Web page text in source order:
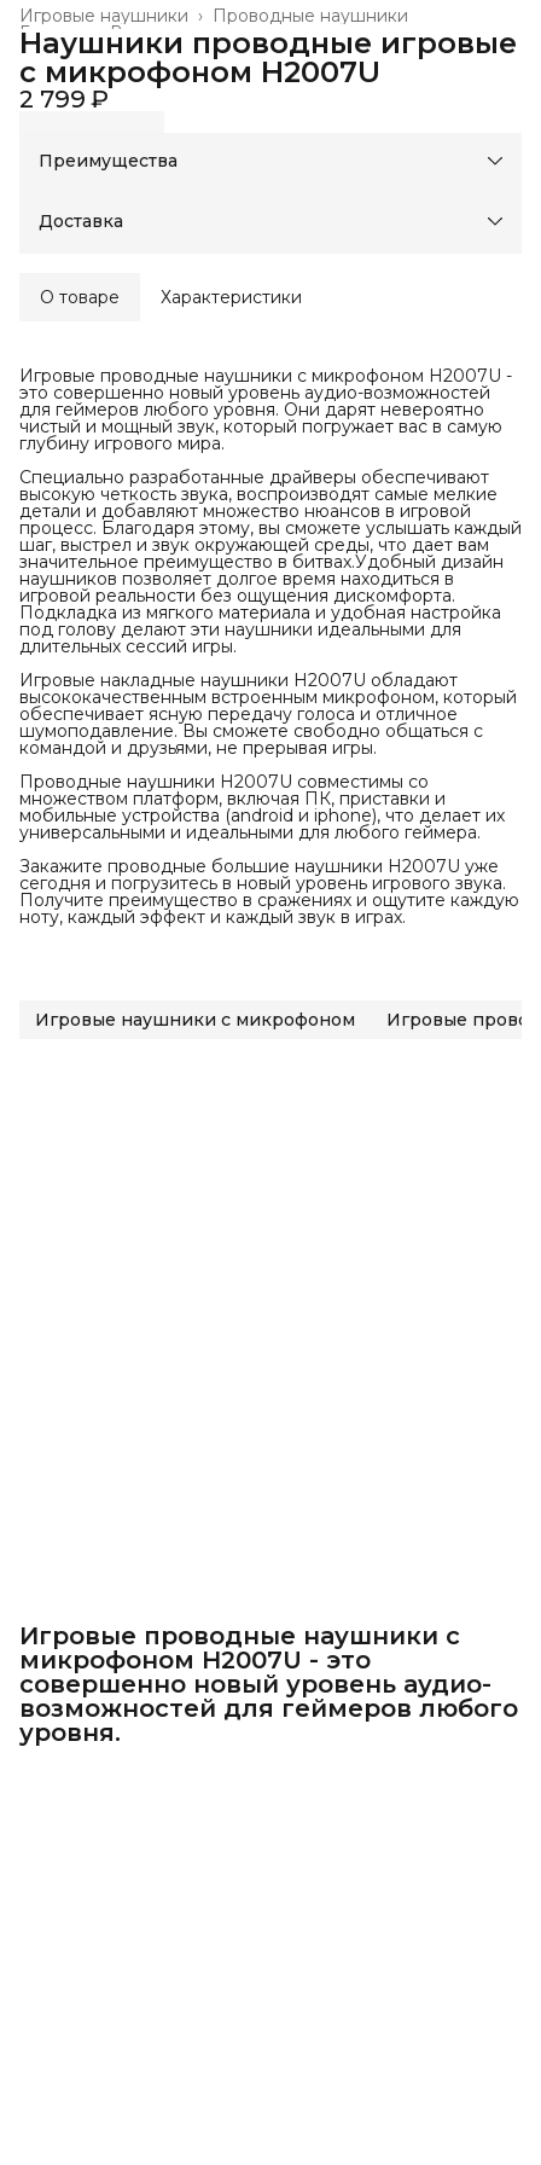
Проводные наушники
Игровые наушники ›
Все товары ›
Главная ›
Наушники проводные игровые
с микрофоном H2007U
2 799 ₽
Преимущества
Оплата частями в Сплит
Удобный возврат
Доставка
О товаре Характеристики
Игровые проводные наушники с микрофоном H2007U -
это совершенно новый уровень аудио-возможностей
для геймеров любого уровня. Они дарят невероятно
чистый и мощный звук, который погружает вас в самую
глубину игрового мира.
Специально разработанные драйверы обеспечивают
высокую четкость звука, воспроизводят самые мелкие
детали и добавляют множество нюансов в игровой
процесс. Благодаря этому, вы сможете услышать каждый
шаг, выстрел и звук окружающей среды, что дает вам
значительное преимущество в битвах.Удобный дизайн
наушников позволяет долгое время находиться в
игровой реальности без ощущения дискомфорта.
Подкладка из мягкого материала и удобная настройка
под голову делают эти наушники идеальными для
длительных сессий игры.
Игровые накладные наушники H2007U обладают
высококачественным встроенным микрофоном, который
обеспечивает ясную передачу голоса и отличное
шумоподавление. Вы сможете свободно общаться с
командой и друзьями, не прерывая игры.
Проводные наушники H2007U совместимы со
множеством платформ, включая ПК, приставки и
мобильные устройства (android и iphone), что делает их
универсальными и идеальными для любого геймера.
Закажите проводные большие наушники H2007U уже
сегодня и погрузитесь в новый уровень игрового звука.
Получите преимущество в сражениях и ощутите каждую
ноту, каждый эффект и каждый звук в играх.
Игровые наушники с микрофоном Игровые
Игровые проводные наушники с
микрофоном H2007U - это
совершенно новый уровень аудио-
возможностей для геймеров любого
уровня.